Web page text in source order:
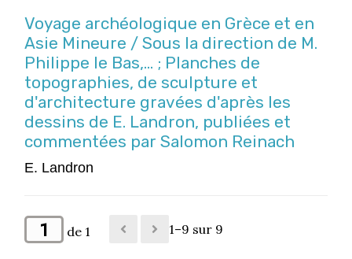
Voyage archéologique en Grèce et en
Asie Mineure / Sous la direction de M.
Philippe le Bas,... ; Planches de
topographies, de sculpture et
d'architecture gravées d'après les
dessins de E. Landron, publiées et
commentées par Salomon Reinach
E. Landron
de 1 1–9 sur 9